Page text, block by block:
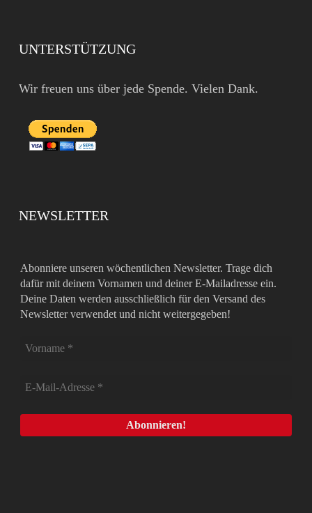
UNTERSTÜTZUNG
Wir freuen uns über jede Spende. Vielen Dank.
NEWSLETTER
Abonniere unseren wöchentlichen Newsletter. Trage dich
dafür mit deinem Vornamen und deiner E-Mailadresse ein.
Deine Daten werden ausschließlich für den Versand des
Newsletter verwendet und nicht weitergegeben!